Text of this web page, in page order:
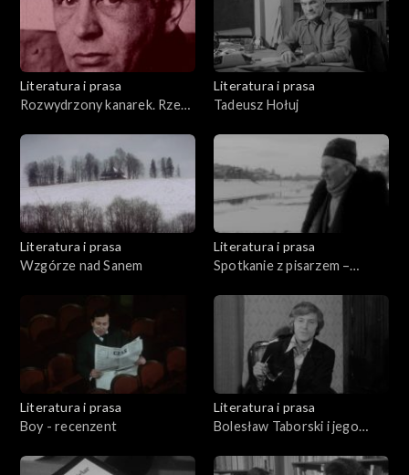
Literatura i prasa
Rozwydrzony kanarek. Rzecz
Gałczyńskim
Literatura i prasa
Tadeusz Hołuj
Literatura i prasa
Wzgórze nad Sanem
Literatura i prasa
Spotkanie z pisarzem –
Literatura i prasa
Boy - recenzent
Literatura i prasa
Bolesław Taborski i jego